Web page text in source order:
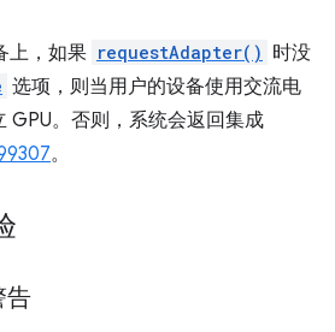
上，如果 requestAdapter() 时没
选项，则当用户的设备使用交流电
GPU。否则，系统会返回集成
。
告